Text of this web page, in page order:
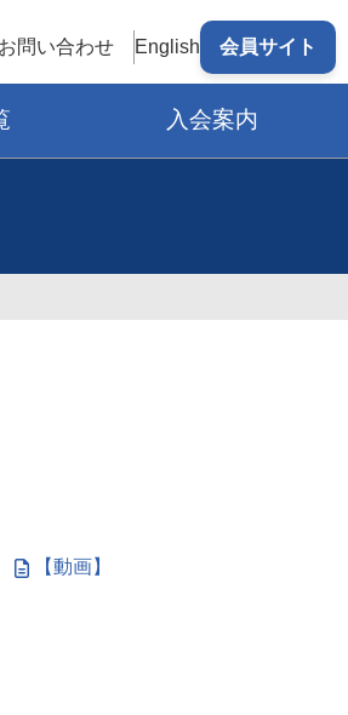
お問い合わせ English 会員サイト
入会案内
【動画】